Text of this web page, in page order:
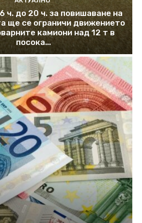
ч. до 20 ч. за повишаване на
ще се ограничи движението
камиони над 12 т в
посока...